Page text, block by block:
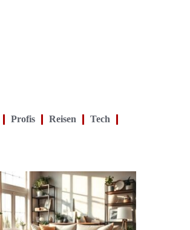
Profis Reisen Tech